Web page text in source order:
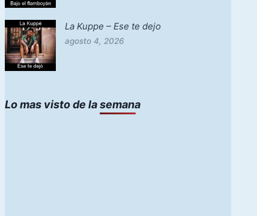
La Kuppe – Ese te dejo
agosto 4, 2026
Lo mas visto de la semana